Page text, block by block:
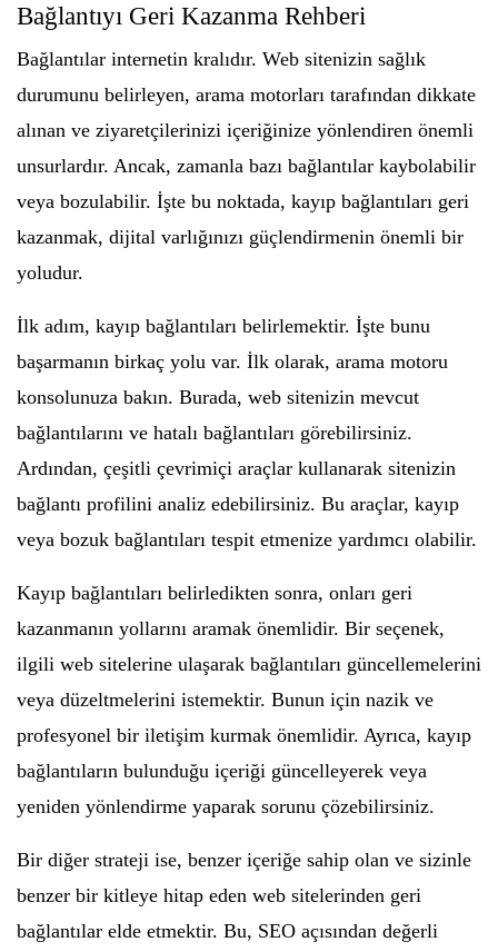
Bağlantıyı Geri Kazanma Rehberi
Bağlantılar internetin kralıdır. Web sitenizin sağlık
durumunu belirleyen, arama motorları tarafından dikkate
alınan ve ziyaretçilerinizi içeriğinize yönlendiren önemli
unsurlardır. Ancak, zamanla bazı bağlantılar kaybolabilir
veya bozulabilir. İşte bu noktada, kayıp bağlantıları geri
kazanmak, dijital varlığınızı güçlendirmenin önemli bir
yoludur.
İlk adım, kayıp bağlantıları belirlemektir. İşte bunu
başarmanın birkaç yolu var. İlk olarak, arama motoru
konsolunuza bakın. Burada, web sitenizin mevcut
bağlantılarını ve hatalı bağlantıları görebilirsiniz.
Ardından, çeşitli çevrimiçi araçlar kullanarak sitenizin
bağlantı profilini analiz edebilirsiniz. Bu araçlar, kayıp
veya bozuk bağlantıları tespit etmenize yardımcı olabilir.
Kayıp bağlantıları belirledikten sonra, onları geri
kazanmanın yollarını aramak önemlidir. Bir seçenek,
ilgili web sitelerine ulaşarak bağlantıları güncellemelerini
veya düzeltmelerini istemektir. Bunun için nazik ve
profesyonel bir iletişim kurmak önemlidir. Ayrıca, kayıp
bağlantıların bulunduğu içeriği güncelleyerek veya
yeniden yönlendirme yaparak sorunu çözebilirsiniz.
Bir diğer strateji ise, benzer içeriğe sahip olan ve sizinle
benzer bir kitleye hitap eden web sitelerinden geri
bağlantılar elde etmektir. Bu, SEO açısından değerli